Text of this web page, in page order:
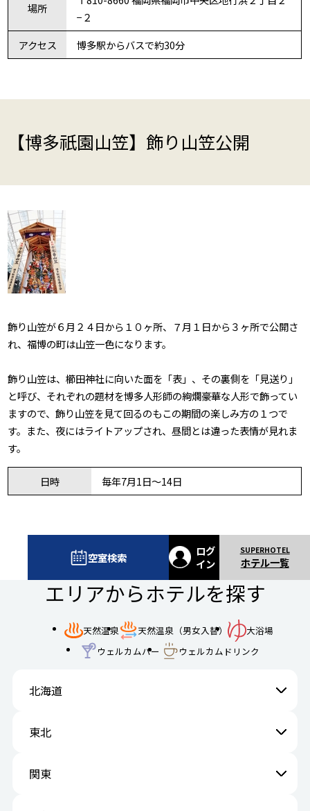
場所
−２
アクセス
博多駅からバスで約30分
【博多祇園山笠】飾り山笠公開
飾り山笠が６月２４日から１０ヶ所、７月１日から３ヶ所で公開さ
れ、福博の町は山笠一色になります。
飾り山笠は、櫛田神社に向いた面を「表」、その裏側を「見送り」
と呼び、それぞれの題材を博多人形師の絢爛豪華な人形で飾ってい
ますので、飾り山笠を見て回るのもこの期間の楽しみ方の１つで
す。また、夜にはライトアップされ、昼間とは違った表情が見れま
す。
日時 毎年7月1日～14日
空室検索
ログ
イン
ホテル一覧
エリアからホテルを探す
天然温泉 天然温泉（男女入替）
大浴場
ウェルカムバー
ウェルカムドリンク
北海道
東北
関東